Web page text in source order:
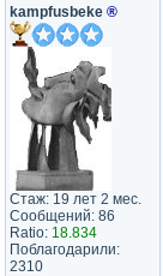
kampfusbeke ®
Стаж: 19 лет 2 мес.
Сообщений: 86
Ratio: 18.834
Поблагодарили:
2310